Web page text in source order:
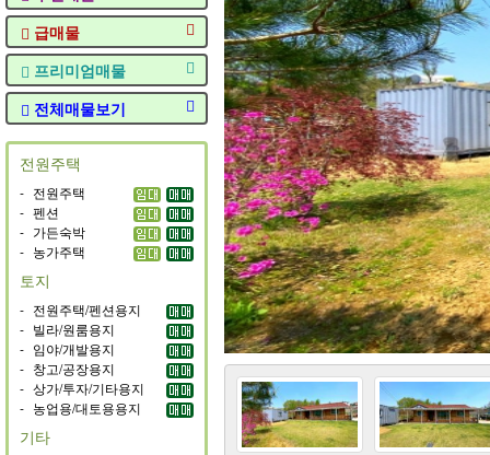
급매물
프리미엄매물
전체매물보기
전원주택
- 전원주택
- 펜션
- 가든숙박
- 농가주택
토지
- 전원주택/펜션용지
- 빌라/원룸용지
- 임야/개발용지
- 창고/공장용지
- 상가/투자/기타용지
- 농업용/대토용용지
기타